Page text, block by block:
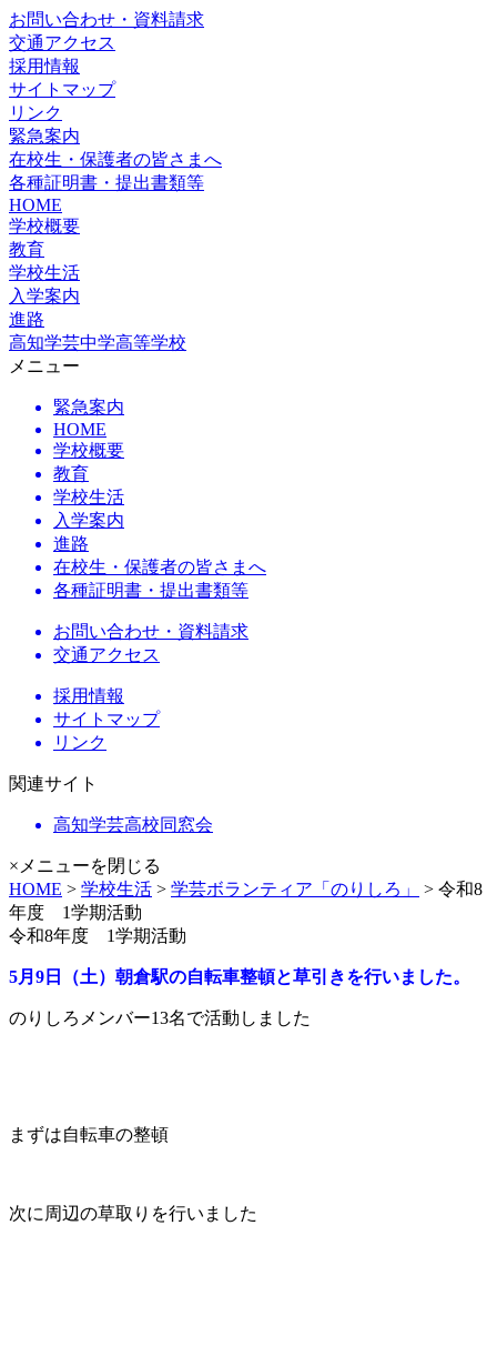
お問い合わせ・資料請求
交通アクセス
採用情報
サイトマップ
リンク
緊急案内
在校生・保護者の皆さまへ
各種証明書・提出書類等
HOME
学校概要
教育
学校生活
入学案内
進路
高知学芸中学高等学校
メニュー
緊急案内
HOME
学校概要
教育
学校生活
入学案内
進路
在校生・保護者の皆さまへ
各種証明書・提出書類等
お問い合わせ・資料請求
交通アクセス
採用情報
サイトマップ
リンク
関連サイト
高知学芸高校同窓会
×メニューを閉じる
HOME > 学校生活 > 学芸ボランティア「のりしろ」
> 令和8
年度 1学期活動
令和8年度 1学期活動
5月9日（土） 朝倉駅の自転車整頓と草引きを行いました。
のりしろメンバー13名で活動しました
まずは自転車の整頓
次に周辺の草取りを行いました